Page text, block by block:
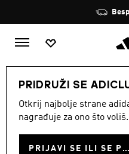
PRIDRUŽI SE
Otkrij najbolje strane
nagrađuje za ono što voliš.
PRIJAVI SE ILI SE PRIDRUŽI SADA
Odjeća
SPORTSKE
MINECRAFT